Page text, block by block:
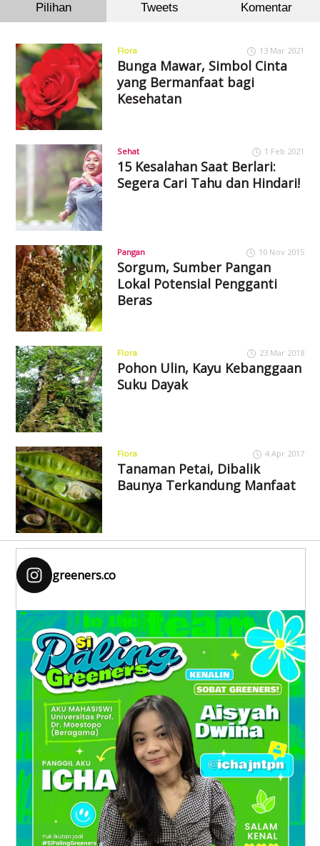
Pilihan Tweets Komentar
Flora 13 Mar 2021
Bunga Mawar, Simbol Cinta
yang Bermanfaat bagi
Kesehatan
Sehat 1 Feb 2021
15 Kesalahan Saat Berlari:
Segera Cari Tahu dan Hindari!
Pangan 10 Nov 2015
Sorgum, Sumber Pangan
Lokal Potensial Pengganti
Beras
Flora 23 Mar 2018
Pohon Ulin, Kayu Kebanggaan
Suku Dayak
Flora 4 Apr 2017
Tanaman Petai, Dibalik
Baunya Terkandung Manfaat
greeners.co